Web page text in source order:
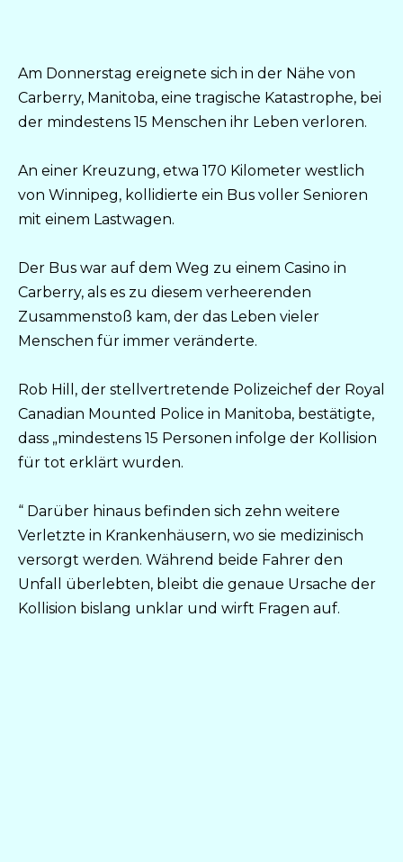
Am Donnerstag ereignete sich in der Nähe von
Carberry, Manitoba, eine tragische Katastrophe, bei
der mindestens 15 Menschen ihr Leben verloren.
An einer Kreuzung, etwa 170 Kilometer westlich
von Winnipeg, kollidierte ein Bus voller Senioren
mit einem Lastwagen.
Der Bus war auf dem Weg zu einem Casino in
Carberry, als es zu diesem verheerenden
Zusammenstoß kam, der das Leben vieler
Menschen für immer veränderte.
Rob Hill, der stellvertretende Polizeichef der Royal
Canadian Mounted Police in Manitoba, bestätigte,
dass „mindestens 15 Personen infolge der Kollision
für tot erklärt wurden.
“ Darüber hinaus befinden sich zehn weitere
Verletzte in Krankenhäusern, wo sie medizinisch
versorgt werden. Während beide Fahrer den
Unfall überlebten, bleibt die genaue Ursache der
Kollision bislang unklar und wirft Fragen auf.